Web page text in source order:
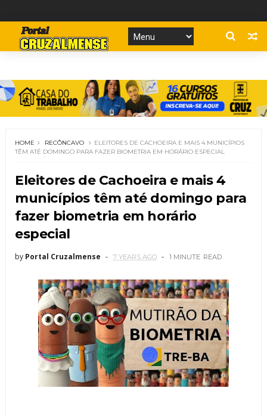
HOME RECÔNCAVO
ELEITORES DE CACHOEIRA E MAIS 4 MUNICÍPIOS
TÊM ATÉ DOMINGO PARA FAZER BIOMETRIA EM HORÁRIO ESPECIAL
Eleitores de Cachoeira e mais 4
municípios têm até domingo para
fazer biometria em horário
especial
by Portal Cruzalmense 7 YEARS AGO 1 MINUTE READ